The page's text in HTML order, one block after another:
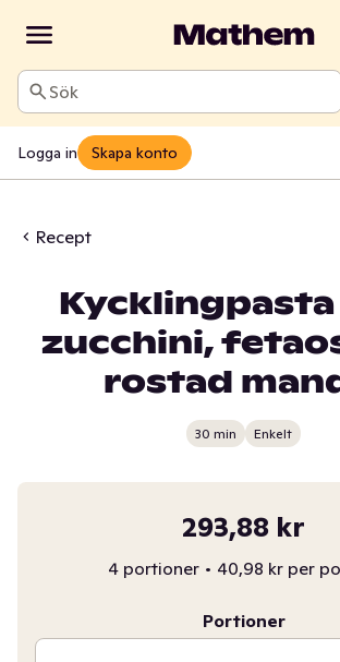
Sök
Logga in Skapa konto
Recept
Kycklingpasta
zucchini,
rostad
30 min Enkelt
293,88 kr
4 portioner • 40,98 kr per
Portioner